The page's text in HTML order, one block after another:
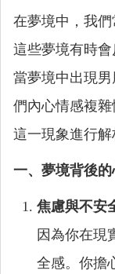
在夢境中，我們
這些夢境有時會
當夢境中出現
們內心情感複
這一現象進行解
一、夢境背後
焦慮與不安
因為你在現
全感。你擔